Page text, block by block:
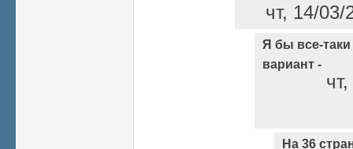
чт, 14/
Я бы все-
вариант -
На 36